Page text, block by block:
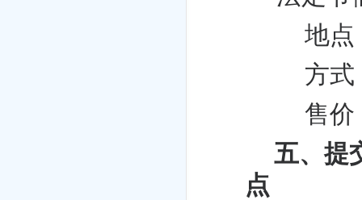
地点
方式
售价
五、提
点